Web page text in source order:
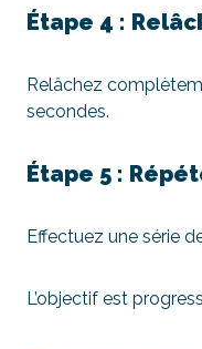
Étape 4 :
Relâchez
secondes.
Étape 5 :
Effectuez une série
L’objectif est